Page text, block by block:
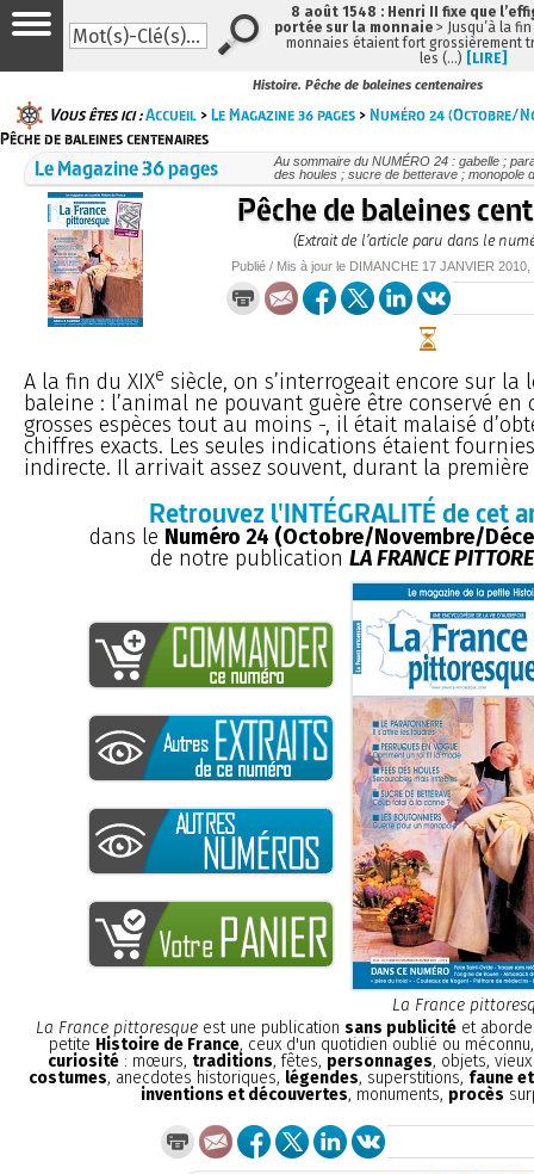
Histoire. Pêche de baleines centenaires
Vous êtes ici :Accueil >Le Magazine 36 pages >Numéro 24 (Octobre/
Pêche de baleines centenaires
Le Magazine 36 pages
Au sommaire du NUMÉRO 24 : gabelle ;
des houles ; sucre de betterave ; monopole
Pêche de baleines
(Extrait de l’article paru dans le
Publié / Mis à jour le DIMANCHE 17 JANVIER 2010
A la fin du XIXe siècle, on s’interrogeait encore sur la
baleine : l’animal ne pouvant guère être conservé en
grosses espèces tout au moins -, il était malaisé
chiffres exacts. Les seules indications étaient
indirecte. Il arrivait assez souvent, durant la
Retrouvez l'INTÉGRALITÉ de cet
dans le Numéro 24 (Octobre/Novembre/
de notre publication LA FRANCE
La France
La France pittoresqueest une publication sans publicitéet aborde
petite Histoire de France, ceux d'un quotidien oublié ou
curiosité : mœurs, traditions, fêtes, personnages, objets,
costumes, anecdotes historiques, légendes, superstitions, faune
inventions et découvertes, monuments, procès
8 août 1548 : Henri II fixe que
portée sur la monnaie > Jusqu’à la
monnaies étaient fort grossièrement
les (…) [LIRE]